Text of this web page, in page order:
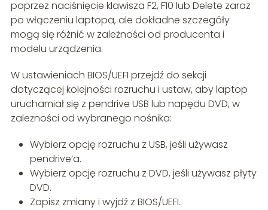
poprzez naciśnięcie klawisza F2, F10 lub Delete zaraz
po włączeniu laptopa, ale dokładne szczegóły
mogą się różnić w zależności od producenta i
modelu urządzenia.
W ustawieniach BIOS/UEFI przejdź do sekcji
dotyczącej kolejności rozruchu i ustaw, aby laptop
uruchamiał się z pendrive USB lub napędu DVD, w
zależności od wybranego nośnika:
Wybierz opcję rozruchu z USB, jeśli używasz
pendrive’a.
Wybierz opcję rozruchu z DVD, jeśli używasz płyty
DVD.
Zapisz zmiany i wyjdź z BIOS/UEFI.